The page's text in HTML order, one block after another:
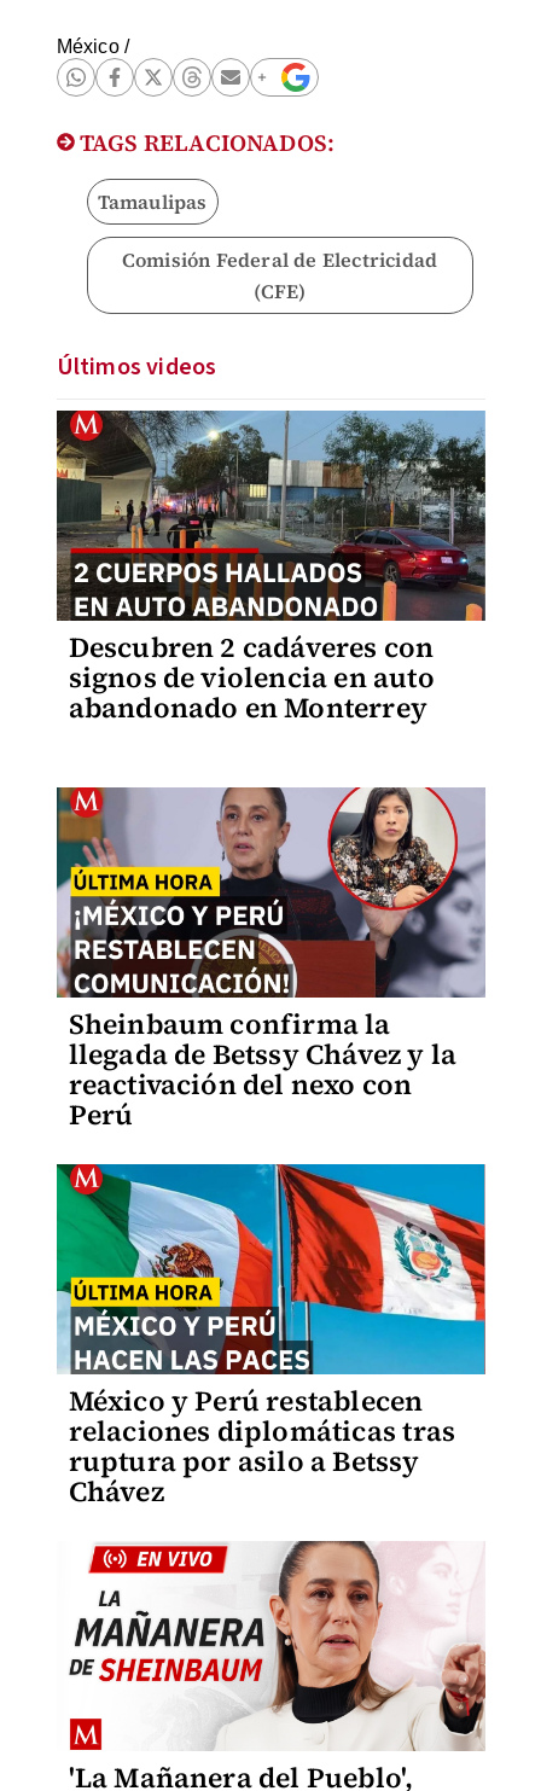
México/
TAGS RELACIONADOS:
Tamaulipas
Comisión Federal de Electricidad
(CFE)
Últimos videos
Descubren 2 cadáveres con
signos de violencia en auto
abandonado en Monterrey
Sheinbaum confirma la
llegada de Betssy Chávez y la
reactivación del nexo con
Perú
México y Perú restablecen
relaciones diplomáticas tras
ruptura por asilo a Betssy
Chávez
'La Mañanera del Pueblo',